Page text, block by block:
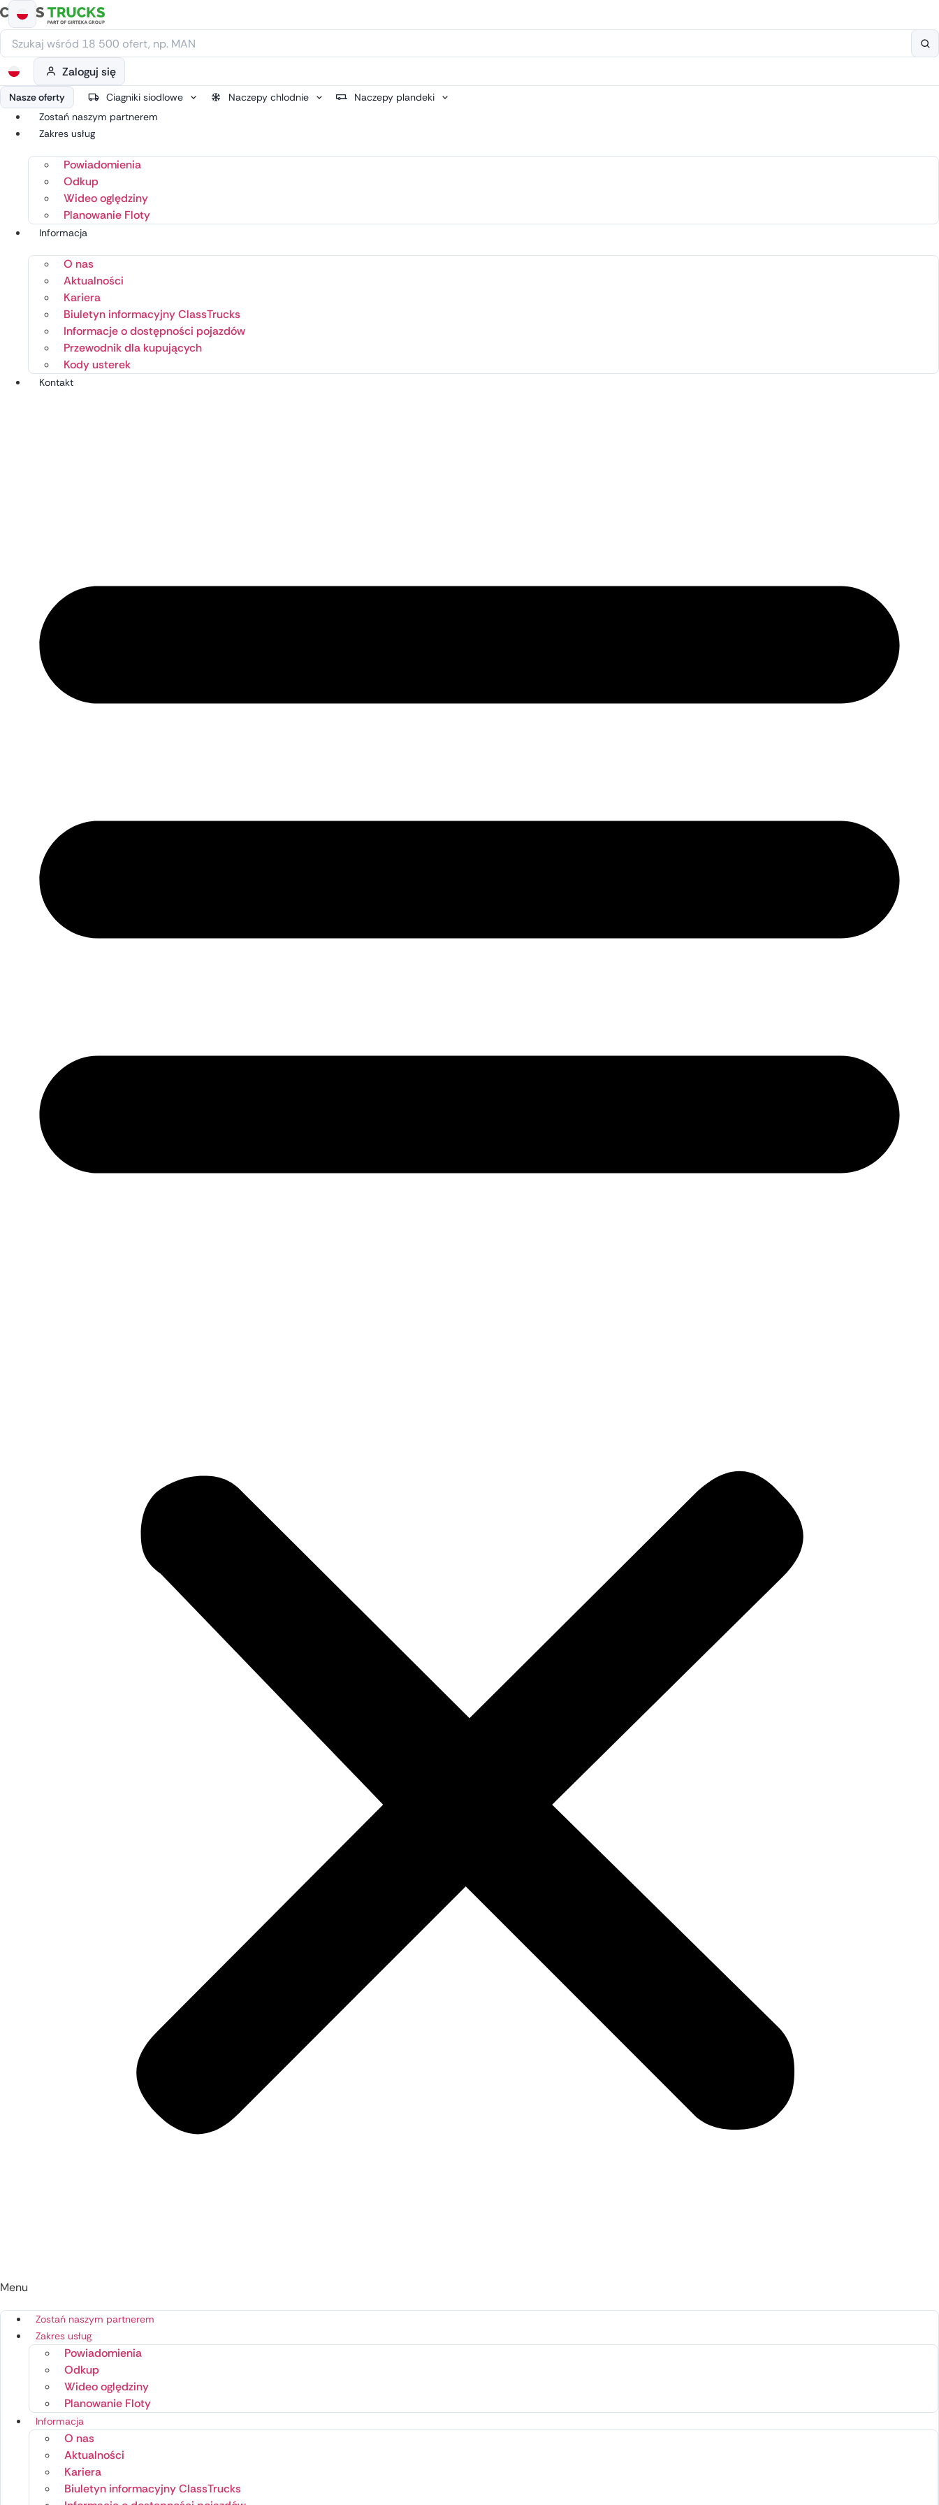
Przejdź
do
treści
Zaloguj się
Nasze oferty Ciagniki siodlowe Naczepy chlodnie
Naczepy plandeki
Zostań naszym partnerem
Zakres usług
Powiadomienia
Odkup
Wideo oględziny
Planowanie Floty
Informacja
O nas
Aktualności
Kariera
Biuletyn informacyjny ClassTrucks
Informacje o dostępności pojazdów
Przewodnik dla kupujących
Kody usterek
Kontakt
Menu
Zostań naszym partnerem
Zakres usług
Powiadomienia
Odkup
Wideo oględziny
Planowanie Floty
Informacja
O nas
Aktualności
Kariera
Biuletyn informacyjny ClassTrucks